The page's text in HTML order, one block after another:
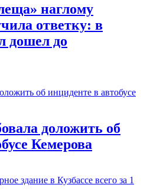
наглому
ответку: в
дошел до
доложить об
Кемерова